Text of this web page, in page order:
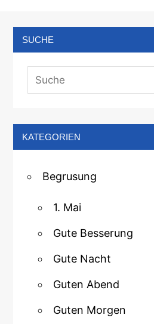
SUCHE
KATEGORIEN
Begrusung
1. Mai
Gute Besserung
Gute Nacht
Guten Abend
Guten Morgen